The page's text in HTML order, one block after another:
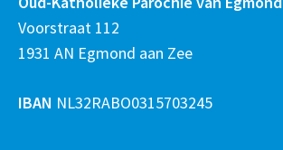
Voorstraat 112
1931 AN Egmond aan Zee
IBAN NL32RABO0315703245